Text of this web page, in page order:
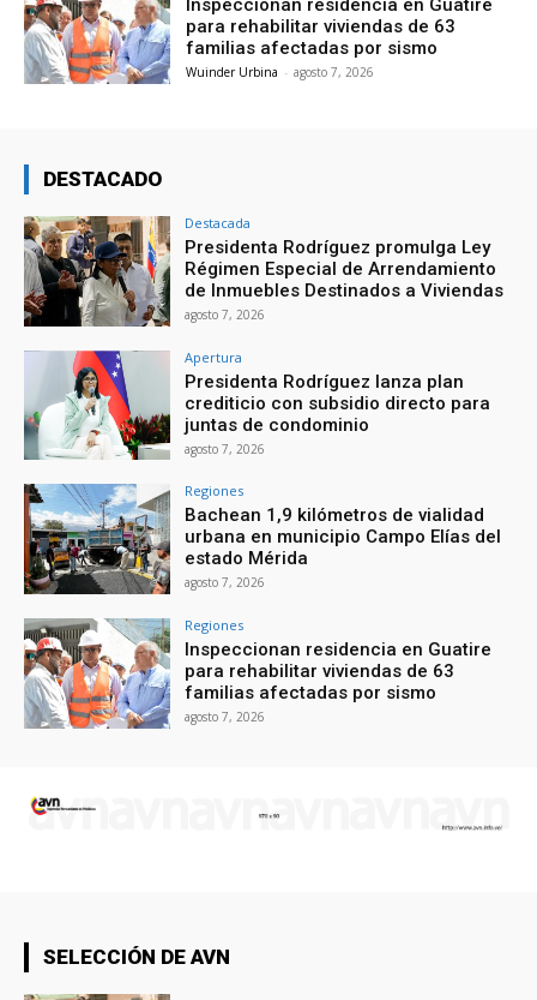
Inspeccionan residencia en Guatire
para rehabilitar viviendas de 63
familias afectadas por sismo
Wuinder Urbina - agosto 7, 2026
DESTACADO
Destacada
Presidenta Rodríguez promulga Ley
Régimen Especial de Arrendamiento
de Inmuebles Destinados a Viviendas
agosto 7, 2026
Apertura
Presidenta Rodríguez lanza plan
crediticio con subsidio directo para
juntas de condominio
agosto 7, 2026
Regiones
Bachean 1,9 kilómetros de vialidad
urbana en municipio Campo Elías del
estado Mérida
agosto 7, 2026
Regiones
Inspeccionan residencia en Guatire
para rehabilitar viviendas de 63
familias afectadas por sismo
agosto 7, 2026
SELECCIÓN DE AVN